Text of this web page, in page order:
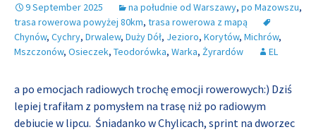
9 September 2025 na południe od Warszawy, po Mazowszu,
trasa rowerowa powyżej 80km, trasa rowerowa z mapą
Chynów, Cychry, Drwalew, Duży Dół, Jezioro, Korytów, Michrów,
Mszczonów, Osieczek, Teodorówka, Warka, Żyrardów EL
a po emocjach radiowych trochę emocji rowerowych:) Dziś
lepiej trafiłam z pomysłem na trasę niż po radiowym
debiucie w lipcu. Śniadanko w Chylicach, sprint na dworzec